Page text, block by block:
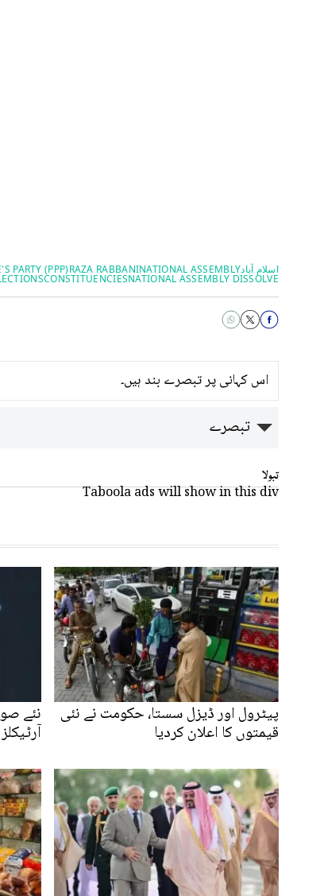
اسلام آبادNATIONAL ASSEMBLY
RAZA RABBANI
PARTY (PPP)
NATIONAL ASSEMBLY DISSOLVE
CONSTITUENCIES
اس کہانی پر تبصرے بند ہیں۔
تبصرے
تبولا
Taboola ads will show in this div
پیٹرول اور ڈیزل سستا، حکومت نے نئی
قیمتوں کا اعلان کردیا
نئے